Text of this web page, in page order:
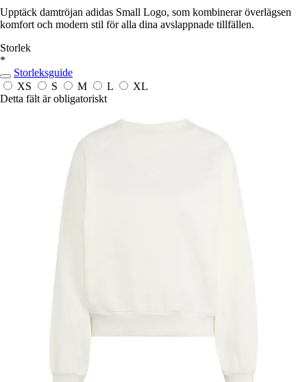
Upptäck damtröjan adidas Small Logo, som kombinerar överlägsen
komfort och modern stil för alla dina avslappnade tillfällen.
Storlek
*
Storleksguide
XS
S M L
XL
Detta fält är obligatoriskt